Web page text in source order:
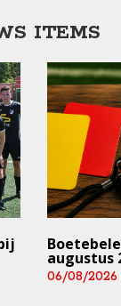
ITEMS
augustus
06/08/2026